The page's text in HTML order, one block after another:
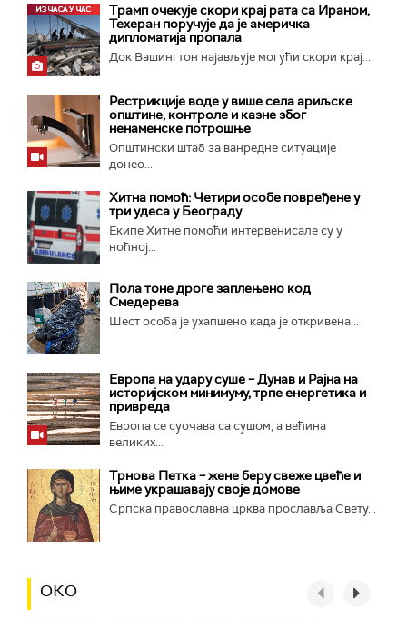
Трамп очекује скори крај рата са Ираном,
Техеран поручује да је америчка
дипломатија пропала
Док Вашингтон најављује могући скори крај...
Рестрикције воде у више села ариљске
општине, контроле и казне због
ненаменске потрошње
Општински штаб за ванредне ситуације
донео...
Хитна помоћ: Четири особе повређене у
три удеса у Београду
Екипе Хитне помоћи интервенисале су у
ноћној...
Пола тоне дроге заплењено код
Смедерева
Шест особа је ухапшено када је откривена...
Европа на удару суше – Дунав и Рајна на
историјском минимуму, трпе енергетика и
привреда
Европа се суочава са сушом, а већина
великих...
Трнова Петка – жене беру свеже цвеће и
њиме украшавају своје домове
Српска православна црква прославља Свету...
ОКО